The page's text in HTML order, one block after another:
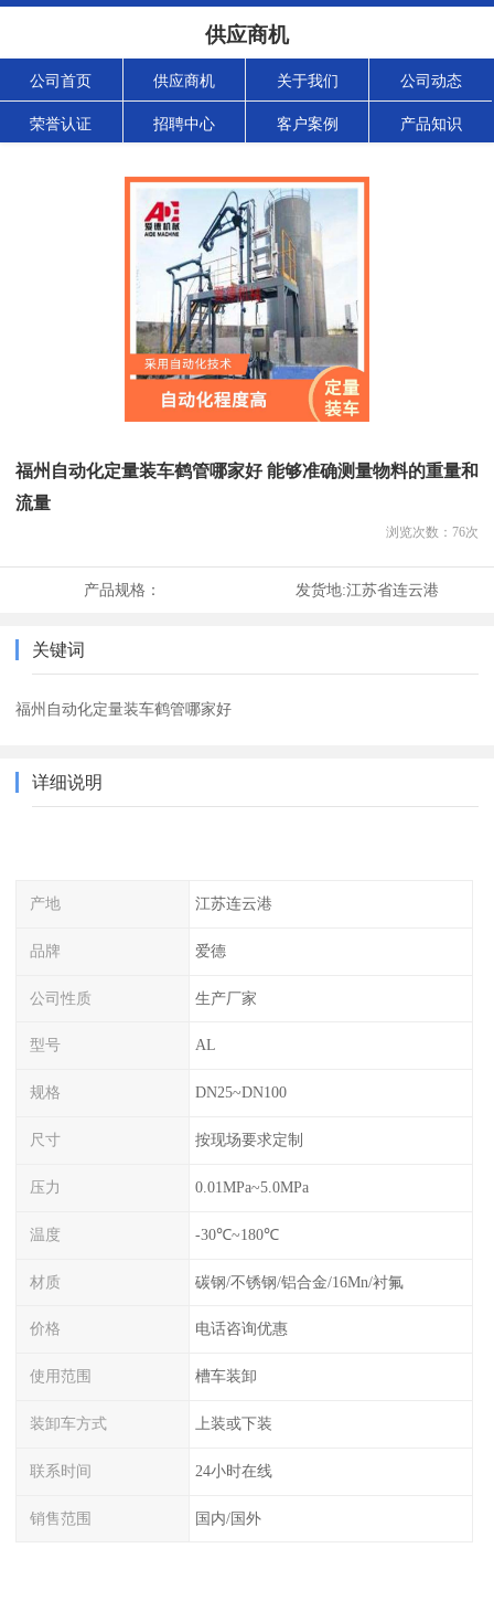
供应商机
公司首页 供应商机 关于我们 公司动态
荣誉认证 招聘中心 客户案例 产品知识
福州自动化定量装车鹤管哪家好 能够准确测量物料的重量和
流量
浏览次数： 76次
产品规格： 发货地:江苏省连云港
关键词
福州自动化定量装车鹤管哪家好
详细说明
产地 江苏连云港
品牌 爱德
公司性质 生产厂家
型号 AL
规格 DN25~DN100
尺寸 按现场要求定制
压力 0.01MPa~5.0MPa
温度 -30℃~180℃
材质 碳钢/不锈钢/铝合金/16Mn/衬氟
价格 电话咨询优惠
使用范围 槽车装卸
装卸车方式 上装或下装
联系时间 24小时在线
销售范围 国内/国外